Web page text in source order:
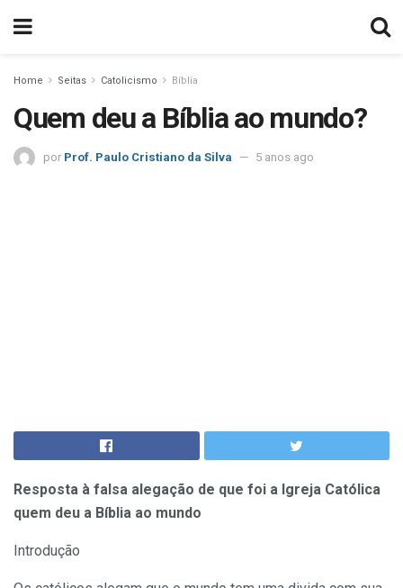
Home Seitas Catolicismo Bíblia
Quem deu a Bíblia ao mundo?
por Prof. Paulo Cristiano da Silva 5 anos ago
Resposta à falsa alegação de que foi a Igreja Católica
quem deu a Bíblia ao mundo
Introdução